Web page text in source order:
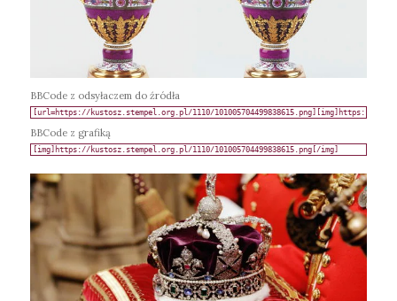
BBCode z odsyłaczem do źródła
BBCode z grafiką